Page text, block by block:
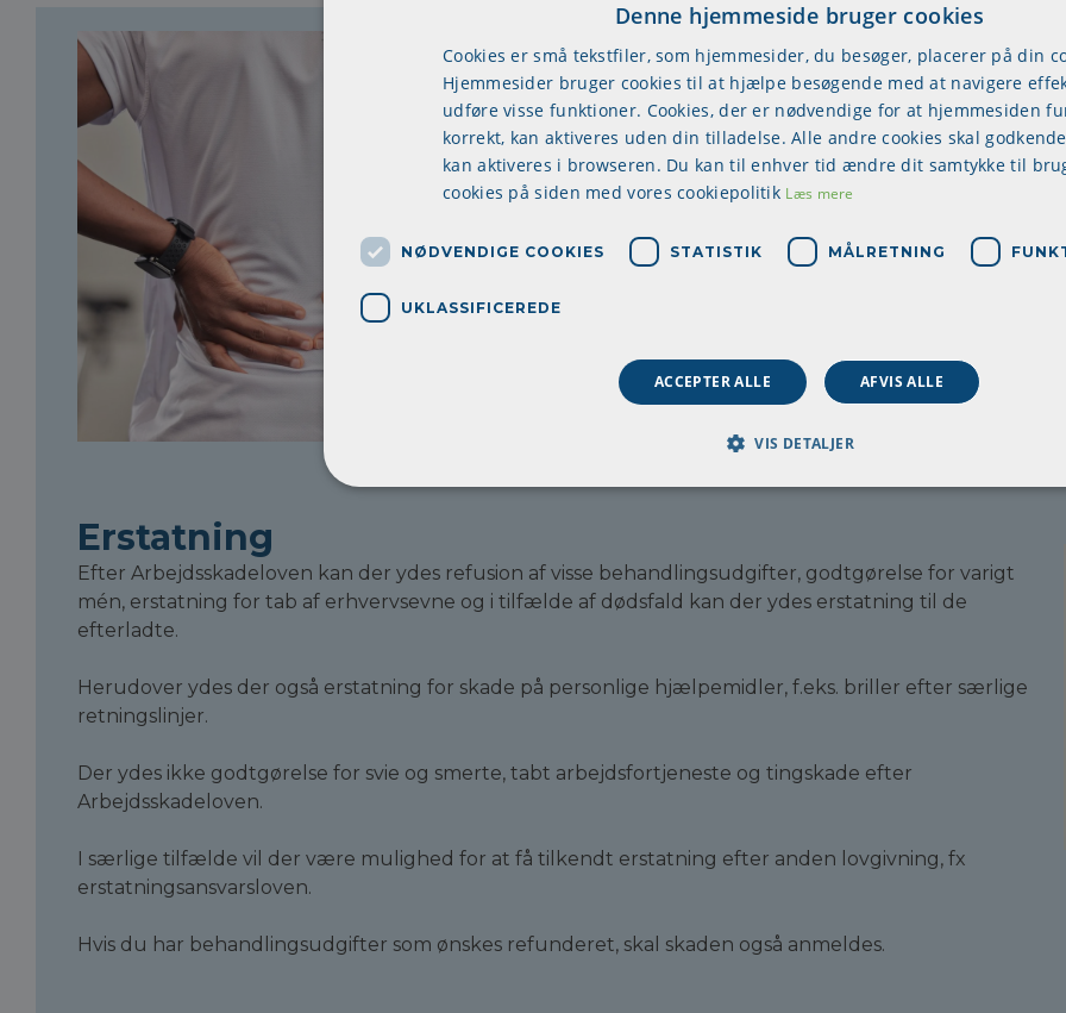
Hvad er en arbejdsskade?
Ved en arbejdsskade forstås i Arbejdsskadeloven:
Et ulykkestilfælde som skyldes arbejdet eller
Pludselige løfteskader, der opstår i
anses at være forårsaget af løftearbejde
Skadelige påvirkninger af højst 5 dages
hvorunder dette foregår.
Erhvervssygdomme opført på
Vær opmærksom på, at det ikke er arbejdsgiveren
afgør, om en anmeldt arbejdsskade er omfattet af
kompetence har Arbejdsskadestyrelsen og Den
arbejdsskadesager også indbringes for domstolene.
En trafikulykke i tjenesten er også en arbejdsskade.
Erstatning
Efter Arbejdsskadeloven kan der ydes refusion af visse behandlingsudgifter, godtgørelse for varigt
mén, erstatning for tab af erhvervsevne og i tilfælde af dødsfald kan der ydes erstatning til de
efterladte.
Herudover ydes der også erstatning for skade på personlige hjælpemidler, f.eks. briller efter særlige
retningslinjer.
Der ydes ikke godtgørelse for svie og smerte, tabt arbejdsfortjeneste og tingskade efter
Arbejdsskadeloven.
I særlige tilfælde vil der være mulighed for at få tilkendt erstatning efter anden lovgivning, fx
erstatningsansvarsloven.
Hvis du har behandlingsudgifter som ønskes refunderet, skal skaden også anmeldes.
Denne hjemmeside bruger cookies
Cookies er små tekstfiler, som hjemmesider, du besøger, placerer på din
Hjemmesider bruger cookies til at hjælpe besøgende med at navigere
udføre visse funktioner. Cookies, der er nødvendige for at hjemmesiden
korrekt, kan aktiveres uden din tilladelse. Alle andre cookies skal
kan aktiveres i browseren. Du kan til enhver tid ændre dit samtykke til
cookies på siden med vores cookiepolitik Læs mere
NØDVENDIGE COOKIES STATISTIK MÅLRETNING
UKLASSIFICEREDE
ACCEPTER ALLE AFVIS ALLE
VIS DETALJER